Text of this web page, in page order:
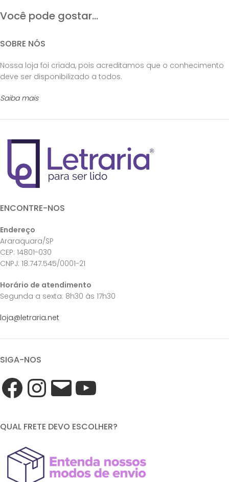
Você pode gostar...
SOBRE NÓS
Nossa loja foi criada, pois acreditamos que o conhecimento
deve ser disponibilizado a todos.
Saiba mais
ENCONTRE-NOS
Endereço
Araraquara/SP
CEP: 14801-030
CNPJ: 18.747.545/0001-21
Horário de atendimento
Segunda a sexta: 8h30 às 17h30
loja@letraria.net
SIGA-NOS
QUAL FRETE DEVO ESCOLHER?